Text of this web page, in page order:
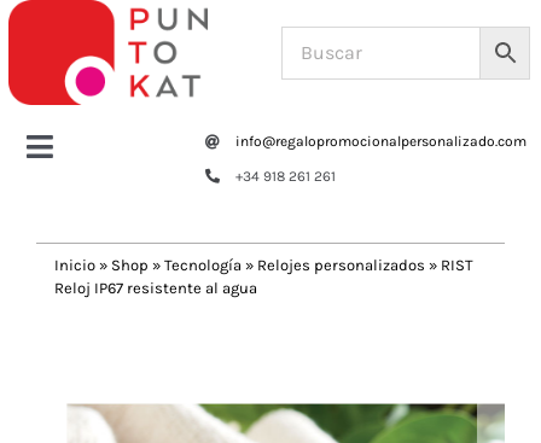
Saltar
contenido
Toggle
Tazas y botellas
info@regalopromocionalpersonalizado.com
+34 918 261 261
Inicio » Shop » Tecnología » Relojes personalizados » RIST
Reloj IP67 resistente al agua